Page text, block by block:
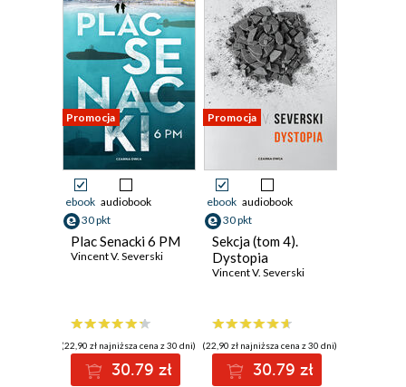
Promocja
ebook audiobook
30 pkt
Plac Senacki 6 PM
Vincent V. Severski
(22,90 zł najniższa cena z 30 dni)
30.79 zł
Promocja
ebook audiobook
30 pkt
Sekcja (tom 4).
Dystopia
Vincent V. Severski
(22,90 zł najniższa cena z 30 dni)
30.79 zł